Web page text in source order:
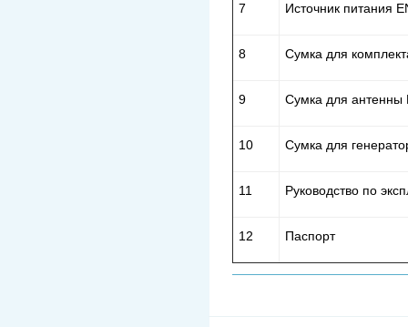
7 Источник питания
8 Сумка для
9 Сумка для
10 Сумка для
11 Руководство по
12 Паспорт